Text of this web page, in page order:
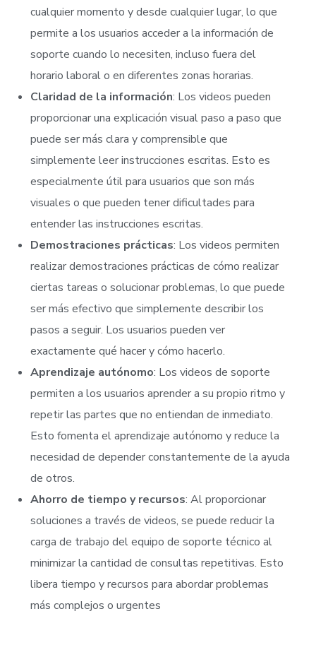
cualquier momento y desde cualquier lugar, lo que
permite a los usuarios acceder a la información de
soporte cuando lo necesiten, incluso fuera del
horario laboral o en diferentes zonas horarias.
Claridad de la información: Los videos pueden
proporcionar una explicación visual paso a paso que
puede ser más clara y comprensible que
simplemente leer instrucciones escritas. Esto es
especialmente útil para usuarios que son más
visuales o que pueden tener dificultades para
entender las instrucciones escritas.
Demostraciones prácticas: Los videos permiten
realizar demostraciones prácticas de cómo realizar
ciertas tareas o solucionar problemas, lo que puede
ser más efectivo que simplemente describir los
pasos a seguir. Los usuarios pueden ver
exactamente qué hacer y cómo hacerlo.
Aprendizaje autónomo: Los videos de soporte
permiten a los usuarios aprender a su propio ritmo y
repetir las partes que no entiendan de inmediato.
Esto fomenta el aprendizaje autónomo y reduce la
necesidad de depender constantemente de la ayuda
de otros.
Ahorro de tiempo y recursos: Al proporcionar
soluciones a través de videos, se puede reducir la
carga de trabajo del equipo de soporte técnico al
minimizar la cantidad de consultas repetitivas. Esto
libera tiempo y recursos para abordar problemas
más complejos o urgentes